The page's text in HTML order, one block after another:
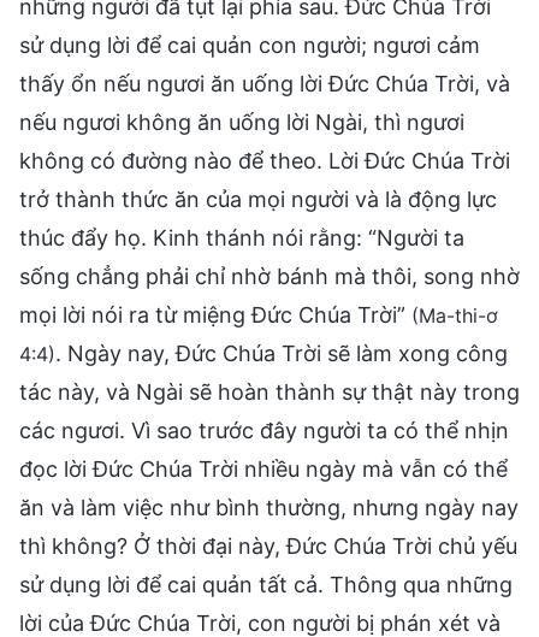
những người đã tụt lại phía sau. Đức Chúa Trời
sử dụng lời để cai quản con người; ngươi cảm
thấy ổn nếu ngươi ăn uống lời Đức Chúa Trời, và
nếu ngươi không ăn uống lời Ngài, thì ngươi
không có đường nào để theo. Lời Đức Chúa Trời
trở thành thức ăn của mọi người và là động lực
thúc đẩy họ. Kinh thánh nói rằng: “Người ta
sống chẳng phải chỉ nhờ bánh mà thôi, song nhờ
mọi lời nói ra từ miệng Ðức Chúa Trời” (Ma-thi-ơ
4:4). Ngày nay, Đức Chúa Trời sẽ làm xong công
tác này, và Ngài sẽ hoàn thành sự thật này trong
các ngươi. Vì sao trước đây người ta có thể nhịn
đọc lời Đức Chúa Trời nhiều ngày mà vẫn có thể
ăn và làm việc như bình thường, nhưng ngày nay
thì không? Ở thời đại này, Đức Chúa Trời chủ yếu
sử dụng lời để cai quản tất cả. Thông qua những
lời của Đức Chúa Trời, con người bị phán xét và